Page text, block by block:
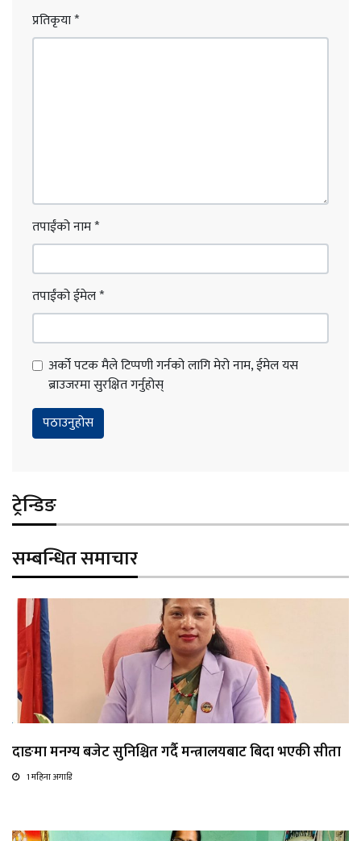
प्रतिकृया*
तपाईंको नाम*
तपाईंको ईमेल*
अर्को पटक मैले टिप्पणी गर्नको लागि मेरो नाम, ईमेल यस
ब्राउजरमा सुरक्षित गर्नुहोस्
ट्रेन्डिङ
सम्बन्धित समाचार
दाङमा मनग्य बजेट सुनिश्चित गर्दै मन्त्रालयबाट बिदा भएकी सीता
1 महिना अगाडि